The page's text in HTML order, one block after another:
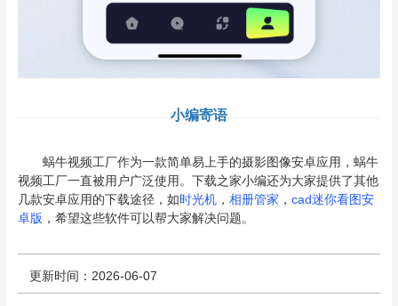
小编寄语
蜗牛视频工厂作为一款简单易上手的摄影图像安卓应用，蜗牛
视频工厂一直被用户广泛使用。下载之家小编还为大家提供了其他
几款安卓应用的下载途径，如时光机， 相册管家 ， cad迷你看图安
卓版 ，希望这些软件可以帮大家解决问题。
更新时间：2026-06-07